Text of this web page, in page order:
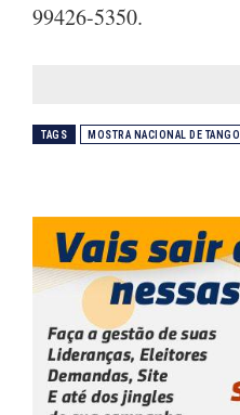
99426-5350.
TAGS MOSTRA NACIONAL DE TANGO